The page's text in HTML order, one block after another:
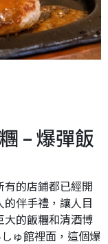
– 爆彈飯
的店鋪都已經開
伴手禮，讓人目
大的飯糰和清酒博
ゅ館裡面，這個爆